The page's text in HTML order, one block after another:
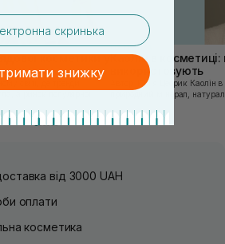
косметики у
а ринок популярної
викликом. 2025 р...
КОСМЕТИКА
Каолін в
використовують
Автор: Юлія Цебрик Каолін в косметології – це
природний мінерал,
завдяки великій кількості
від 3000 UAH
оплати
косметика
знижку